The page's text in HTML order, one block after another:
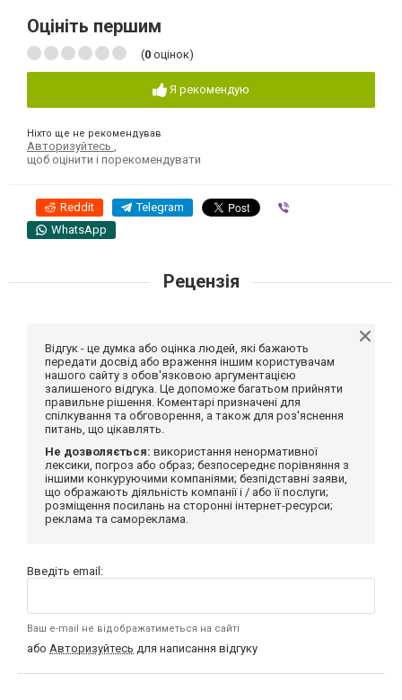
Оцініть першим
(0 оцінок)
Я рекомендую
Ніхто ще не рекомендував
Авторизуйтесь ,
щоб оцінити і порекомендувати
Reddit Telegram
WhatsApp
Рецензія
Відгук - це думка або оцінка людей, які бажають
передати досвід або враження іншим користувачам
нашого сайту з обов'язковою аргументацією
залишеного відгука. Це допоможе багатьом прийняти
правильне рішення. Коментарі призначені для
спілкування та обговорення, а також для роз'яснення
питань, що цікавлять.
Не дозволяється: використання ненормативної
лексики, погроз або образ; безпосереднє порівняння з
іншими конкуруючими компаніями; безпідставні заяви,
що ображають діяльність компанії і / або її послуги;
розміщення посилань на сторонні інтернет-ресурси;
реклама та самореклама.
Введіть email:
Ваш e-mail не відображатиметься на сайті
або Авторизуйтесь для написання відгуку